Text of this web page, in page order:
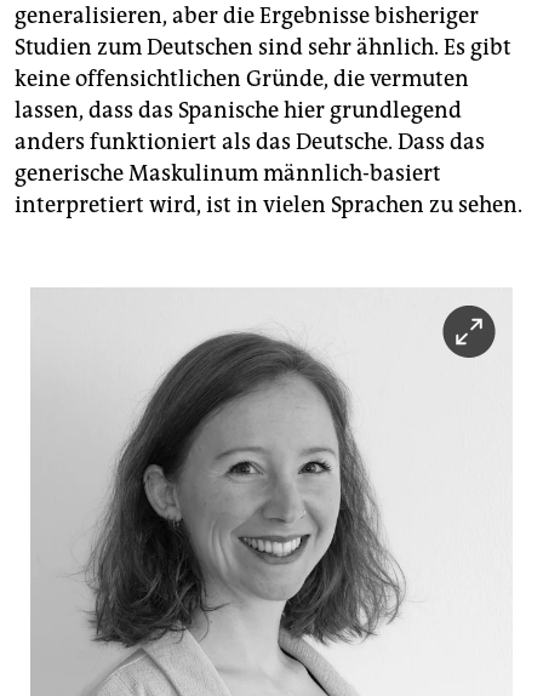
generalisieren, aber die Ergebnisse bisheriger
Studien zum Deutschen sind sehr ähnlich. Es gibt
keine offensichtlichen Gründe, die vermuten
lassen, dass das Spanische hier grundlegend
anders funktioniert als das Deutsche. Dass das
generische Maskulinum männlich-basiert
interpretiert wird, ist in vielen Sprachen zu sehen.